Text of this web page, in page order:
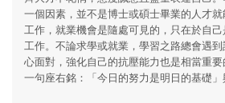
一個因素，並不是博士或碩士畢業的人才
工作，就業機會是隨處可見的，只在於自
工作。不論求學或就業，學習之路總會遇
心面對，強化自己的抗壓能力也是相當重
一句座右銘：「今日的努力是明日的基礎」